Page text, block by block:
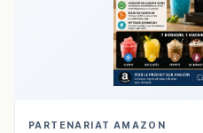
PARTENARIAT AMAZON